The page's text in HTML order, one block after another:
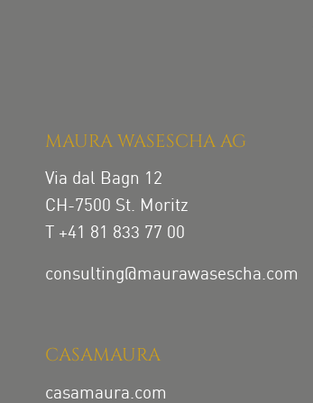
MAURA WASESCHA AG
Via dal Bagn 12
CH-7500 St. Moritz
T +41 81 833 77 00
consulting@maurawasescha.com
CASAMAURA
casamaura.com